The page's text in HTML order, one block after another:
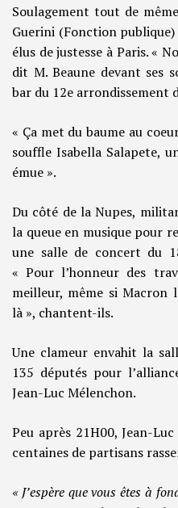
Soulagement tout de
Guerini (Fonction
élus de justesse à Paris. «
dit M. Beaune devant ses
bar du 12e arrondissement
« Ça met du baume au
souffle Isabella Salapete,
émue ».
Du côté de la Nupes,
la queue en musique pour
une salle de concert du
« Pour l’honneur des
meilleur, même si
là », chantent-ils.
Une clameur envahit la
135 députés pour
Jean-Luc Mélenchon.
Peu après 21H00, Jean-
centaines de partisans
« J’espère que vous êtes à